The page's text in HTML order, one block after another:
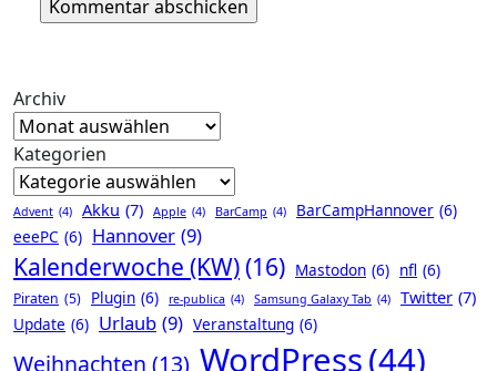
Archiv
Kategorien
Advent (4) Akku (7) Apple (4) BarCamp (4) BarCampHannover (6)
eeePC (6) Hannover (9)
Kalenderwoche (KW)(16) Mastodon (6) nfl (6)
Piraten (5) Plugin (6) re-publica (4) Samsung Galaxy Tab (4) Twitter (7)
Update (6) Urlaub (9) Veranstaltung (6)
Weihnachten (13) WordPress(44)